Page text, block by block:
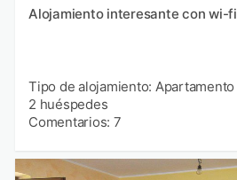
Alojamiento interesante con wi-fi
Tipo de alojamiento: Apartamento
2 huéspedes
Comentarios: 7